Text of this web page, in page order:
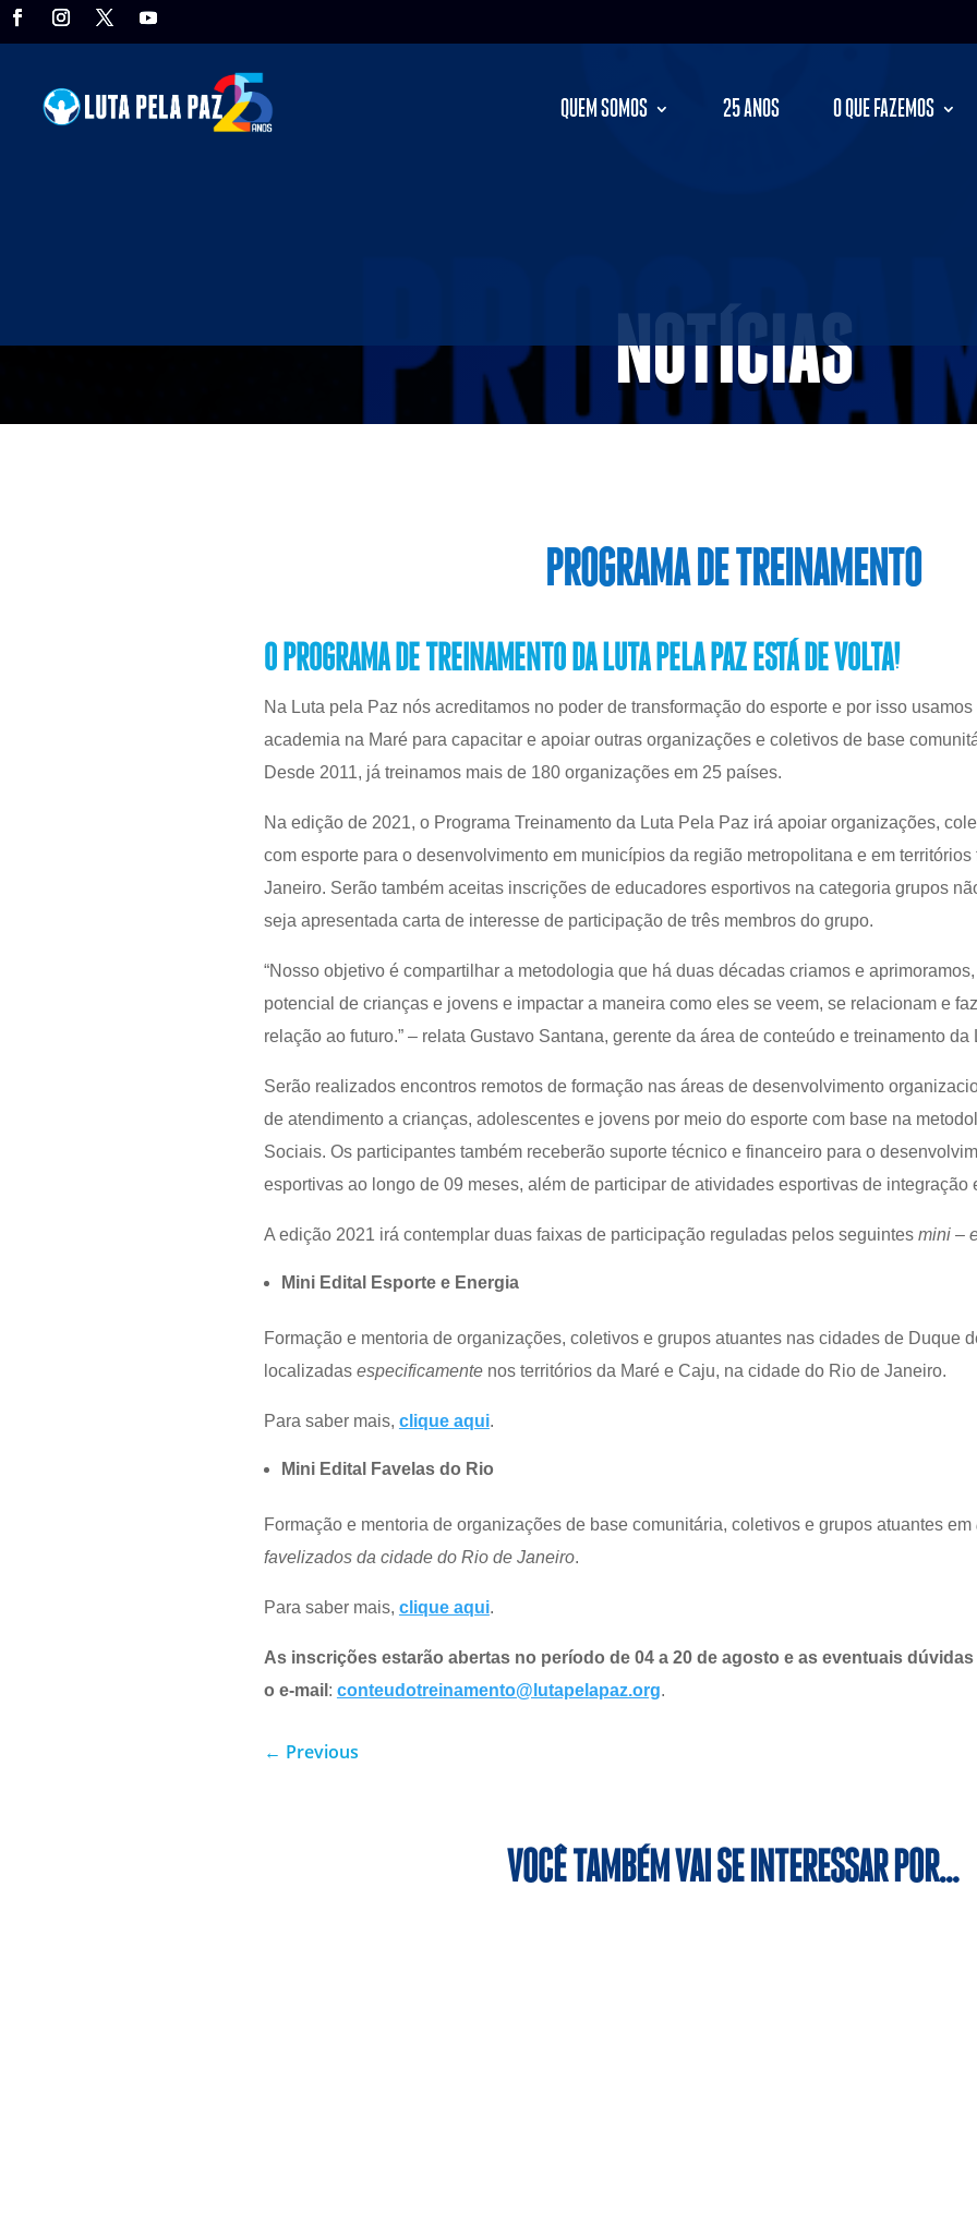
QUEM SOMOS 25 ANOS O QUE FAZEMOS
NOTÍCIAS
PROGRAMA DE TREINAMENTO
O PROGRAMA DE TREINAMENTO DA LUTA PELA PAZ ESTÁ DE VOLTA!
Na Luta pela Paz nós acreditamos no poder de transformação do esporte e por isso
academia na Maré para capacitar e apoiar outras organizações e coletivos de base
Desde 2011, já treinamos mais de 180 organizações em 25 países.
Na edição de 2021, o Programa Treinamento da Luta Pela Paz irá apoiar organizações,
com esporte para o desenvolvimento em municípios da região metropolitana e em
Janeiro. Serão também aceitas inscrições de educadores esportivos na categoria grupos
seja apresentada carta de interesse de participação de três membros do grupo.
“Nosso objetivo é compartilhar a metodologia que há duas décadas criamos e
potencial de crianças e jovens e impactar a maneira como eles se veem, se relacionam e
relação ao futuro.” – relata Gustavo Santana, gerente da área de conteúdo e treinamento da
Serão realizados encontros remotos de formação nas áreas de desenvolvimento
de atendimento a crianças, adolescentes e jovens por meio do esporte com base na
Sociais. Os participantes também receberão suporte técnico e financeiro para o
esportivas ao longo de 09 meses, além de participar de atividades esportivas de integração
A edição 2021 irá contemplar duas faixas de participação reguladas pelos seguintes mini –
Mini Edital Esporte e Energia
Formação e mentoria de organizações, coletivos e grupos atuantes nas cidades de Duque
localizadas especificamentenos territórios da Maré e Caju, na cidade do Rio de Janeiro.
Para saber mais, clique aqui.
Mini Edital Favelas do Rio
Formação e mentoria de organizações de base comunitária, coletivos e grupos atuantes em
favelizados da cidade do Rio de Janeiro.
Para saber mais, clique aqui.
As inscrições estarão abertas no período de 04 a 20 de agosto e as eventuais
o e-mail : conteudotreinamento@lutapelapaz.org.
← Previous
VOCÊ TAMBÉM VAI SE INTERESSAR POR…